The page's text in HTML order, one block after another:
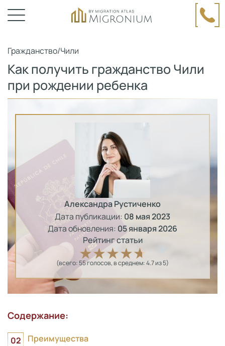
Гражданство/Чили
Как получить гражданство Чили
при рождении ребенка
Александра Рустиченко
Дата публикации: 08 мая 2023
Дата обновления: 05 января 2026
Рейтинг статьи
(всего:55голосов, в среднем:4.7из 5)
Содержание:
Преимущества